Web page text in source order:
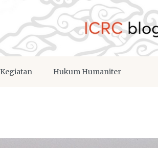
Kegiatan Hukum Humaniter